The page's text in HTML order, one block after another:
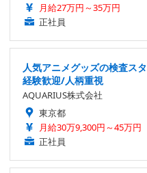
月給27万円～35万円
正社員
人気アニメグッズの検査ス
経験歓迎/人柄重視
AQUARIUS株式会社
東京都
月給30万9,300円～45万円
正社員